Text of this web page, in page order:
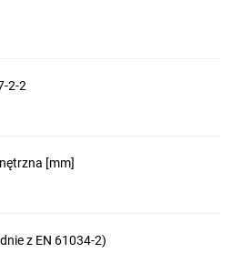
2-2
[mm]
z EN 61034-2)